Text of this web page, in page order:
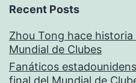
Recent Posts
Zhou Tong hace
Mundial de Clubes
Fanáticos